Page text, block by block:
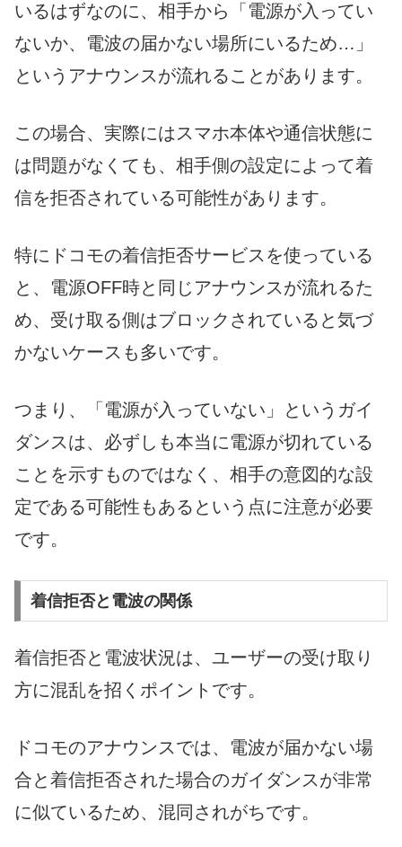
いるはずなのに、相手から「電源が入ってい
ないか、電波の届かない場所にいるため…」
というアナウンスが流れることがあります。
この場合、実際にはスマホ本体や通信状態に
は問題がなくても、相手側の設定によって着
信を拒否されている可能性があります。
特にドコモの着信拒否サービスを使っている
と、電源OFF時と同じアナウンスが流れるた
め、受け取る側はブロックされていると気づ
かないケースも多いです。
つまり、「電源が入っていない」というガイ
ダンスは、必ずしも本当に電源が切れている
ことを示すものではなく、相手の意図的な設
定である可能性もあるという点に注意が必要
です。
着信拒否と電波の関係
着信拒否と電波状況は、ユーザーの受け取り
方に混乱を招くポイントです。
ドコモのアナウンスでは、電波が届かない場
合と着信拒否された場合のガイダンスが非常
に似ているため、混同されがちです。